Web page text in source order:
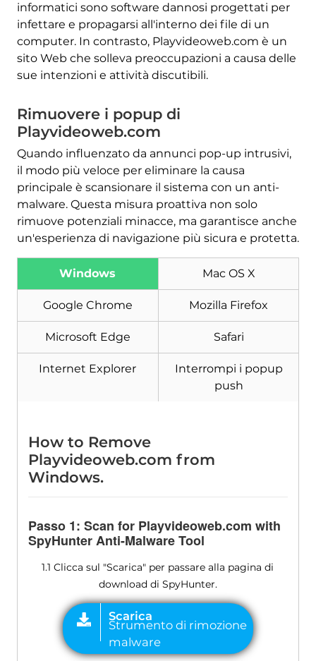
informatici sono software dannosi progettati per
infettare e propagarsi all'interno dei file di un
computer. In contrasto, Playvideoweb.com è un
sito Web che solleva preoccupazioni a causa delle
sue intenzioni e attività discutibili.
Rimuovere i popup di
Playvideoweb.com
Quando influenzato da annunci pop-up intrusivi,
il modo più veloce per eliminare la causa
principale è scansionare il sistema con un anti-
malware. Questa misura proattiva non solo
rimuove potenziali minacce, ma garantisce anche
un'esperienza di navigazione più sicura e protetta.
Windows Mac OS X
Google Chrome Mozilla Firefox
Microsoft Edge Safari
Internet Explorer
Interrompi i popup
push
How to Remove
Playvideoweb.com from
Windows.
Passo 1: Scan for Playvideoweb.com with
SpyHunter Anti-Malware Tool
1.1 Clicca sul "Scarica" per passare alla pagina di
download di SpyHunter.